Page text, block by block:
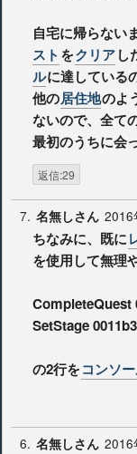
自宅に帰らない
スト をクリアし
ルに達している
他の居住地のよ
ないので、全て
最初のうちに会
返信:29
7. 名無しさん 2016
ちなみに、既に
を使用して無理
CompleteQuest
SetStage
の2行をコンソ
6. 名無しさん 2016